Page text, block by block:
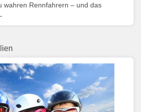
wahren Rennfahrern – und das